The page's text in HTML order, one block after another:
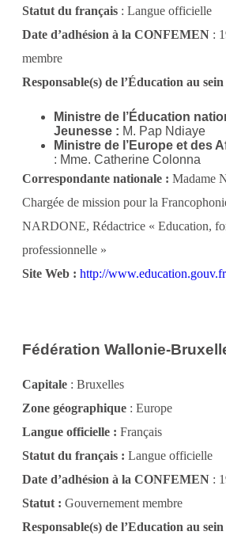
Statut du français : Langue officielle
Date d’adhésion à la CONFEMEN :
membre
Responsable(s) de l’Éducation au
Ministre de l’Éducation
Jeunesse : M. Pap Ndiaye
Ministre de l’Europe et des
: Mme. Catherine Colonna
Correspondante nationale : Madame
Chargée de mission pour la
NARDONE, Rédactrice « Education,
professionnelle »
Site Web : http://www.education.gouv.fr
Fédération Wallonie-
Capitale : Bruxelles
Zone géographique : Europe
Langue officielle : Français
Statut du français : Langue officielle
Date d’adhésion à la CONFEMEN :
Statut : Gouvernement membre
Responsable(s) de l’Education au